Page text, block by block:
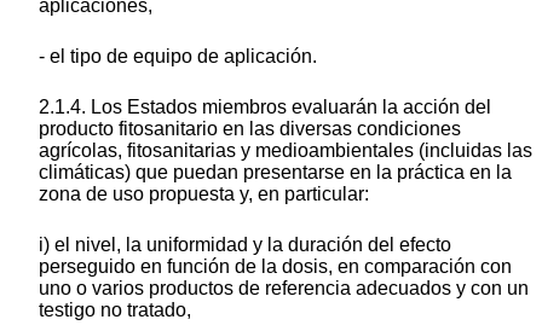
aplicaciones,
- el tipo de equipo de aplicación.
2.1.4. Los Estados miembros evaluarán la acción del
producto fitosanitario en las diversas condiciones
agrícolas, fitosanitarias y medioambientales (incluidas las
climáticas) que puedan presentarse en la práctica en la
zona de uso propuesta y, en particular:
i) el nivel, la uniformidad y la duración del efecto
perseguido en función de la dosis, en comparación con
uno o varios productos de referencia adecuados y con un
testigo no tratado,